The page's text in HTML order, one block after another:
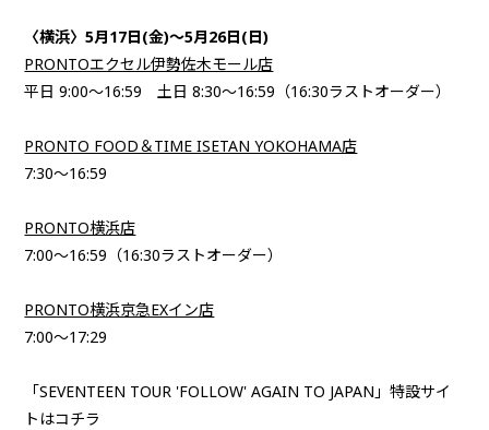
〈横浜〉5月17日(金)～5月26日(日)
PRONTOエクセル伊勢佐木モール店
平日 9:00〜16:59 土日 8:30〜16:59（16:30ラストオーダー）
PRONTO FOOD＆TIME ISETAN YOKOHAMA店
7:30〜16:59
PRONTO横浜店
7:00〜16:59（16:30ラストオーダー）
PRONTO横浜京急EXイン店
7:00〜17:29
「SEVENTEEN TOUR 'FOLLOW' AGAIN TO JAPAN」特設サイ
トはコチラ